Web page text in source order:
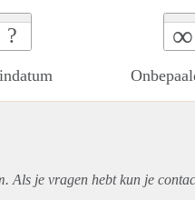
? ∞
Als je vragen hebt kun je